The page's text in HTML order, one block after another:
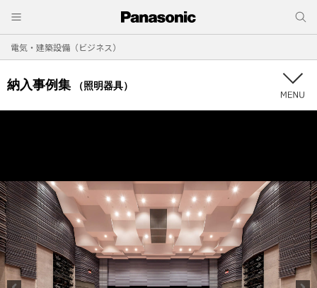
電気・建築設備（ビジネス）
納入事例集 （照明器具）